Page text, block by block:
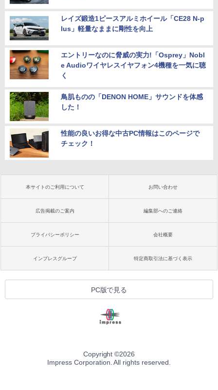
レイズ鍛造1ピースアルミホイール「CE28 N-p
lus」軽量なままに剛性を向上
エントリーなのに脅威の実力!「Osprey」Nobl
e Audioワイヤレスイヤフォン4機種を一気に聴
く
鳥肌ものの「DENON HOME」サウンドを体感
した！
性能の良いお得な中古PC情報はこのページで
チェック！
本サイトのご利用について お問い合わせ
広告掲載のご案内 編集部へのご連絡
プライバシーポリシー 会社概要
インプレスグループ 特定商取引法に基づく表示
PC版で見る
Copyright ©2026
Impress Corporation. All rights reserved.